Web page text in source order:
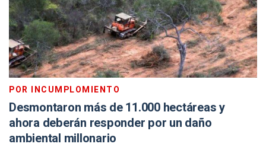
POR INCUMPLOMIENTO
Desmontaron más de 11.000 hectáreas y
ahora deberán responder por un daño
ambiental millonario